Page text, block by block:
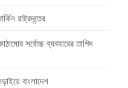
রাষ্ট্রদূতের
সর্বোচ্চ ব্যবহারের তাগিদ
বাংলাদেশ